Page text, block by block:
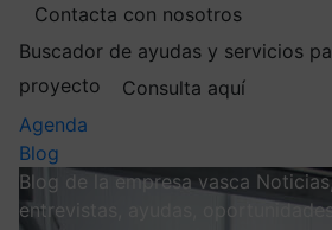
Contacta con nosotros
Buscador de ayudas y servicios
proyecto
Consulta aquí
Agenda
Blog
Blog de la empresa vasca
entrevistas, ayudas,